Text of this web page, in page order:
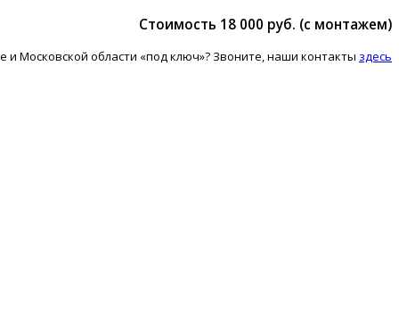
Стоимость 18 000 руб. (с монтажем)
Московской области «под ключ»? Звоните, наши контакты здесь